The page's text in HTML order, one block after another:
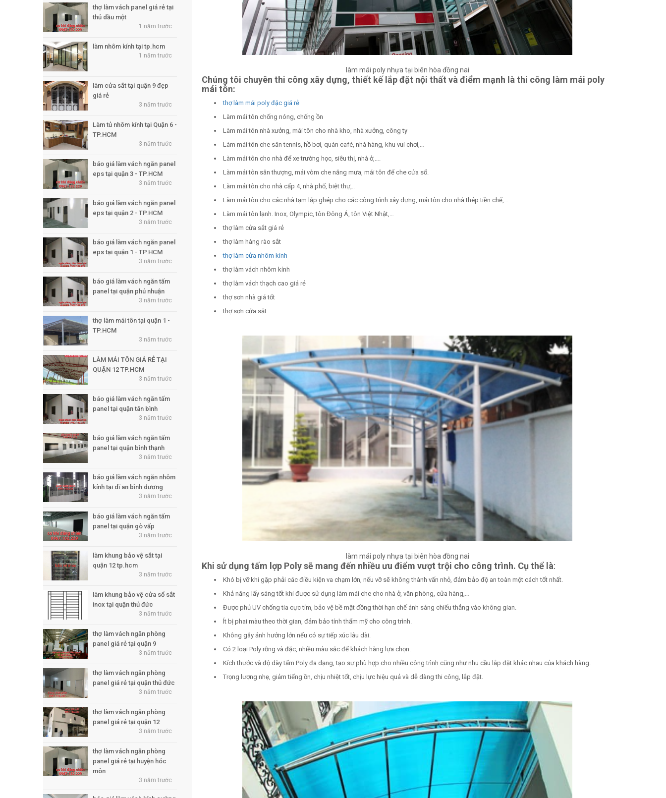
thợ làm vách panel giá rẻ tại
thủ dầu một
1 năm trước
làm nhôm kính tại tp.hcm
1 năm trước
làm cửa sắt tại quận 9 đẹp
giá rẻ
3 năm trước
Làm tủ nhôm kính tại Quận 6 -
TP.HCM
3 năm trước
báo giá làm vách ngăn panel
eps tại quận 3 - TP.HCM
3 năm trước
báo giá làm vách ngăn panel
eps tại quận 2 - TP.HCM
3 năm trước
báo giá làm vách ngăn panel
eps tại quận 1 - TP.HCM
3 năm trước
báo giá làm vách ngăn tấm
panel tại quận phú nhuận
3 năm trước
thợ làm mái tôn tại quận 1 -
TP.HCM
3 năm trước
LÀM MÁI TÔN GIÁ RẺ TẠI
QUẬN 12 TP.HCM
3 năm trước
báo giá làm vách ngăn tấm
panel tại quận tân bình
3 năm trước
báo giá làm vách ngăn tấm
panel tại quận bình thạnh
3 năm trước
báo giá làm vách ngăn nhôm
kính tại dĩ an bình dương
3 năm trước
báo giá làm vách ngăn tấm
panel tại quận gò vấp
3 năm trước
làm khung bảo vệ sắt tại
quận 12 tp.hcm
3 năm trước
làm khung bảo vệ cửa sổ sắt
inox tại quận thủ đức
3 năm trước
thợ làm vách ngăn phòng
panel giá rẻ tại quận 9
3 năm trước
thợ làm vách ngăn phòng
panel giá rẻ tại quận thủ đức
3 năm trước
thợ làm vách ngăn phòng
panel giá rẻ tại quận 12
3 năm trước
thợ làm vách ngăn phòng
panel giá rẻ tại huyện hóc
môn
3 năm trước
làm mái poly nhựa tại biên hòa đồng nai
Chúng tôi chuyên thi công xây dựng, thiết kế lắp đặt nội thất và điểm mạnh là thi công làm mái poly
mái tôn:
thợ làm mái poly đặc giá rẻ
Làm mái tôn chống nóng, chống ồn
Làm mái tôn nhà xưởng, mái tôn cho nhà kho, nhà xưởng, công ty
Làm mái tôn che sân tennis, hồ bơi, quán café, nhà hàng, khu vui chơi,…
Làm mái tôn cho nhà để xe trường học, siêu thị, nhà ở,….
Làm mái tôn sân thượng, mái vòm che nắng mưa, mái tôn để che cửa sổ.
Làm mái tôn cho nhà cấp 4, nhà phố, biệt thự,..
Làm mái tôn cho các nhà tạm lắp ghép cho các công trình xây dựng, mái tôn cho nhà thép tiền chế,…
Làm mái tôn lạnh. Inox, Olympic, tôn Đông Á, tôn Việt Nhật,…
thợ làm cửa sắt giá rẻ
thợ làm hàng rào sắt
thợ làm cửa nhôm kính
thợ làm vách nhôm kính
thợ làm vách thạch cao giá rẻ
thợ sơn nhà giá tốt
thợ sơn cửa sắt
làm mái poly nhựa tại biên hòa đồng nai
Khi sử dụng tấm lợp Poly sẽ mang đến nhiều ưu điểm vượt trội cho công trình. Cụ thể là:
Khó bị vỡ khi gặp phải các điều kiện va chạm lớn, nếu vỡ sẽ không thành vấn nhỏ, đảm bảo độ an toàn một cách tốt nhất.
Khả năng lấy sáng tốt khi được sử dụng làm mái che cho nhà ở, văn phòng, cửa hàng,…
Được phủ UV chống tia cực tím, bảo vệ bề mặt đồng thời hạn chế ánh sáng chiếu thẳng vào không gian.
Ít bị phai màu theo thời gian, đảm bảo tính thẩm mỹ cho công trình.
Không gây ảnh hưởng lớn nếu có sự tiếp xúc lâu dài.
Có 2 loại Poly rỗng và đặc, nhiều màu sắc để khách hàng lựa chọn.
Kích thước và độ dày tấm Poly đa dạng, tạo sự phù hợp cho nhiều công trình cũng như nhu cầu lắp đặt khác nhau của khách hàng.
Trọng lượng nhẹ, giảm tiếng ồn, chịu nhiệt tốt, chịu lực hiệu quả và dễ dàng thi công, lắp đặt.